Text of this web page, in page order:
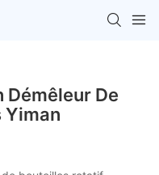
Démêleur De
Yiman